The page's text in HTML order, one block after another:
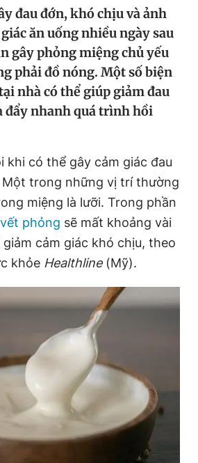
Tin 360
Magazine
Bạn cần biết
Liên hệ quảng cáo
điện thoại
Liên hệ quảng cáo
0908 780 404
đau đớn, khó chịu và ảnh
ăn uống nhiều ngày sau
gây phỏng miệng chủ yếu
phải đồ nóng. Một số biện
nhà có thể giúp giảm đau
đẩy nhanh quá trình hồi
khi có thể gây cảm giác đau
trong những vị trí thường
miệng là lưỡi. Trong phần
vết phỏng sẽ mất khoảng vài
cảm giác khó chịu, theo
khỏe Healthline(Mỹ).